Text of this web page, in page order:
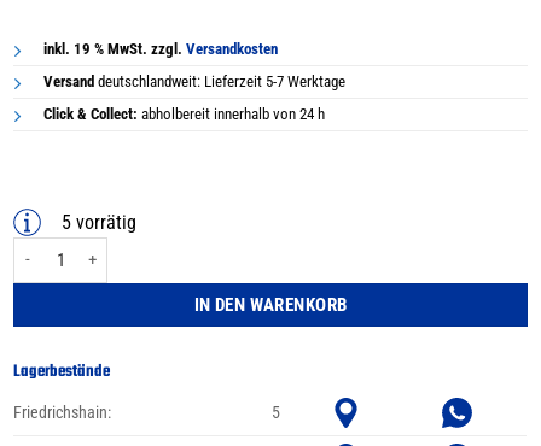
inkl. 19 % MwSt. zzgl.Versandkosten
Versand deutschlandweit: Lieferzeit 5-7 Werktage
Click & Collect: abholbereit innerhalb von 24 h
5 vorrätig
IN DEN WARENKORB
Lagerbestände
Friedrichshain: 5